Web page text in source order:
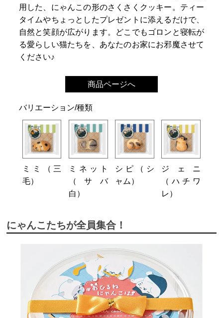
用した、にゃんこの形のさくさくクッキー。ティー
タイムやちょっとしたプレゼントに添えるだけで、
自然と笑顔が広がります。どこでもゴロンと寝転が
る愛らしい猫たちを、あなたのお家にお邪魔させて
ください♪
商品ページへ
バリエーション/種類
ミミ（三
毛）
ミネット
（サバ
白）
シピ（シ
ャム）
ジェニ
（ハチワ
レ）
にゃんこたちが全員集合！